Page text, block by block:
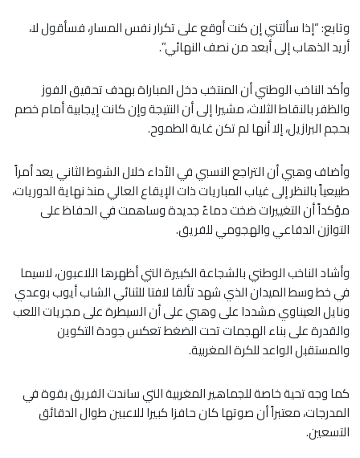
وتابع: “إذا سألتني إن كنت أوقع على تكرار نفس المسار، فسأقول لا،
أريد الذهاب إلى أبعد من نصف النهائي”.
وأكد الناخب الوطني أن المنتخب دخل المباراة بهدف تحقيق الفوز
والظفر بالنقاط الثلاث، مشيرا إلى أن النتيجة وإن كانت إيجابية أمام خصم
بحجم البرازيل، إلا أنها لم تكن غاية الطموح.
وأضاف وهبي أن التراجع النسبي في الأداء خلال الشوط الثاني يعد أمراً
طبيعياً بالنظر إلى غياب المباريات ذات الإيقاع العالي منذ نهاية الدوريات،
مؤكداً أن التغييرات ضخت دماءً جديدة وساهمت في الحفاظ على
التوازن الدفاعي والهجومي للفريق.
​وأشاد الناخب الوطني بالشجاعة الكبيرة التي أظهرها اللاعبون، لاسيما
في خط وسط الميدان الذي شهد تألقا لافتا للثنائي الشاب أيوب بوعدي
ونايل العيناوي مشددا على وهبي على أن السيطرة على مجريات اللعب
والقدرة على بناء الهجمات تحت الضغط تعكس جودة التكوين
والمستقبل الواعد للكرة المغربية.
كما وجه تحية خاصة للجماهير المغربية التي ساندت الفريق بقوة في
المدرجات، معتبراً أن صوتها كان حافزا كبيرا للاعبين طوال الدقائق
التسعين.